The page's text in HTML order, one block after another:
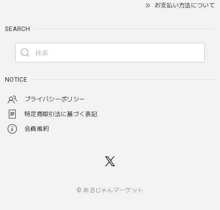
お支払い方法について
SEARCH
NOTICE
プライバシーポリシー
特定商取引法に基づく表記
会員規約
© あるじゃんマーケット